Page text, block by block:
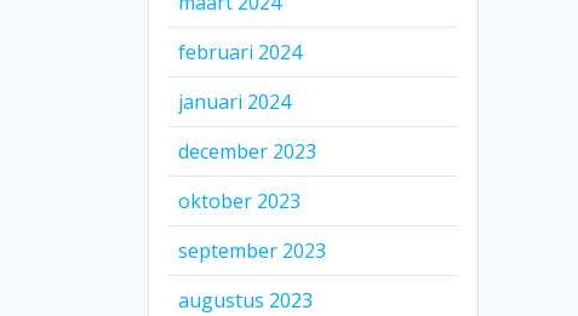
februari 2024
januari 2024
december 2023
oktober 2023
september 2023
augustus 2023